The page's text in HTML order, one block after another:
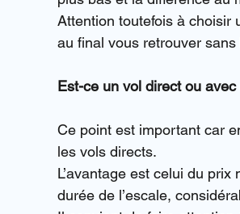
Attention toutefois à choisir
au final vous retrouver
Est-ce un vol direct ou
Ce point est important car
les vols directs.
L’avantage est celui du
durée de l’escale,